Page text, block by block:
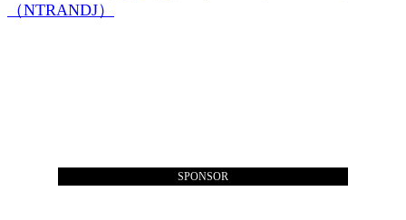
（NTRANDJ）
SPONSOR